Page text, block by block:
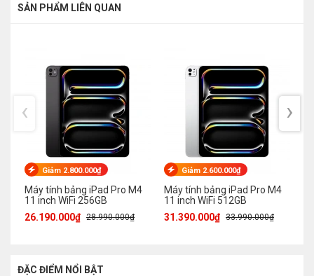
SẢN PHẨM LIÊN QUAN
Giảm 2.800.000₫
Máy tính bảng iPad Pro M4
11 inch WiFi 256GB
26.190.000₫ 28.990.000₫
Giảm 2.600.000₫
Máy tính bảng iPad Pro M4
11 inch WiFi 512GB
31.390.000₫ 33.990.000₫
‹ ›
ĐẶC ĐIỂM NỔI BẬT